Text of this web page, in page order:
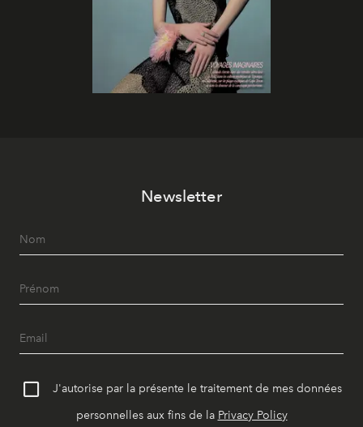
Newsletter
J'autorise par la présente le traitement de mes données
personnelles aux fins de la Privacy Policy